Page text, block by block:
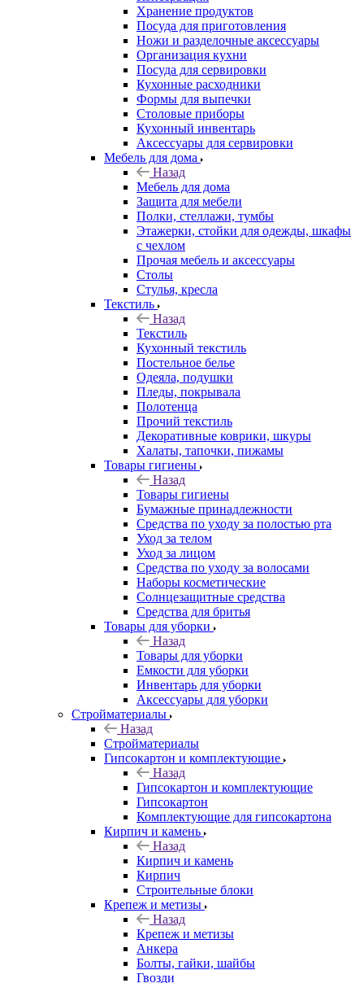
Хранение продуктов
Посуда для приготовления
Ножи и разделочные аксессуары
Организация кухни
Посуда для сервировки
Кухонные расходники
Формы для выпечки
Столовые приборы
Кухонный инвентарь
Аксессуары для сервировки
Мебель для дома
Назад
Мебель для дома
Защита для мебели
Полки, стеллажи, тумбы
Этажерки, стойки для одежды, шкафы
с чехлом
Прочая мебель и аксессуары
Столы
Стулья, кресла
Текстиль
Назад
Текстиль
Кухонный текстиль
Постельное белье
Одеяла, подушки
Пледы, покрывала
Полотенца
Прочий текстиль
Декоративные коврики, шкуры
Халаты, тапочки, пижамы
Товары гигиены
Назад
Товары гигиены
Бумажные принадлежности
Средства по уходу за полостью рта
Уход за телом
Уход за лицом
Средства по уходу за волосами
Наборы косметические
Солнцезащитные средства
Средства для бритья
Товары для уборки
Назад
Товары для уборки
Емкости для уборки
Инвентарь для уборки
Аксессуары для уборки
Стройматериалы
Назад
Стройматериалы
Гипсокартон и комплектующие
Назад
Гипсокартон и комплектующие
Гипсокартон
Комплектующие для гипсокартона
Кирпич и камень
Назад
Кирпич и камень
Кирпич
Строительные блоки
Крепеж и метизы
Назад
Крепеж и метизы
Анкера
Болты, гайки, шайбы
Гвозди